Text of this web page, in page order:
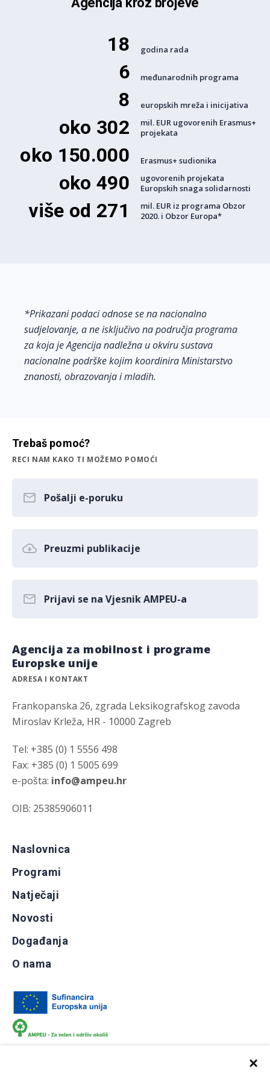
×
18 godina rada
6 međunarodnih programa
8 europskih mreža i inicijativa
oko 302
mil. EUR ugovorenih Erasmus+
projekata
oko 150.000 Erasmus+ sudionika
oko 490
ugovorenih projekata
Europskih snaga solidarnosti
više od 271
mil. EUR iz programa Obzor
2020. i Obzor Europa*
*Prikazani podaci odnose se na nacionalno
sudjelovanje, a ne isključivo na područja programa
za koja je Agencija nadležna u okviru sustava
nacionalne podrške kojim koordinira Ministarstvo
znanosti, obrazovanja i mladih.
Trebaš pomoć?
RECI NAM KAKO TI MOŽEMO POMOĆI
Pošalji e-poruku
Preuzmi publikacije
Prijavi se na Vjesnik AMPEU-a
Agencija za mobilnost i programe
Europske unije
ADRESA I KONTAKT
Frankopanska 26, zgrada Leksikografskog zavoda
Miroslav Krleža, HR - 10000 Zagreb
Tel: +385 (0) 1 5556 498
Fax: +385 (0) 1 5005 699
e-pošta: info@ampeu.hr
OIB: 25385906011
Naslovnica
Programi
Natječaji
Novosti
Događanja
O nama